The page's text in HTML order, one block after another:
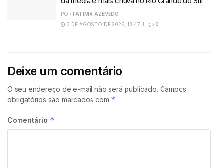
POR FATIMA AZEVEDO
3 DE AGOSTO DE 2026, 13:47H
0
Deixe um comentário
O seu endereço de e-mail não será publicado. Campos
obrigatórios são marcados com *
Comentário *